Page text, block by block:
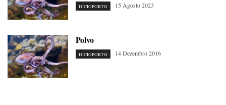
DICIOPORTO 15 Agosto 2023
Polvo
DICIOPORTO 14 Dezembro 2016